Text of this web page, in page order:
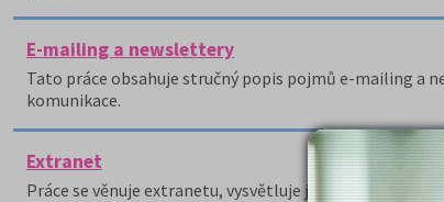
E-mailing a newslettery
Tato práce obsahuje stručný popis pojmů e-mailing a
komunikace.
Extranet
Práce se věnuje extranetu, vysvětluje jeho podstatu a